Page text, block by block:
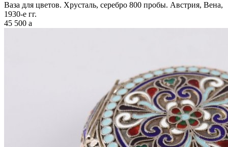
Ваза для цветов. Хрусталь, серебро 800 пробы. Австрия, Вена,
1930-е гг.
45 500 a